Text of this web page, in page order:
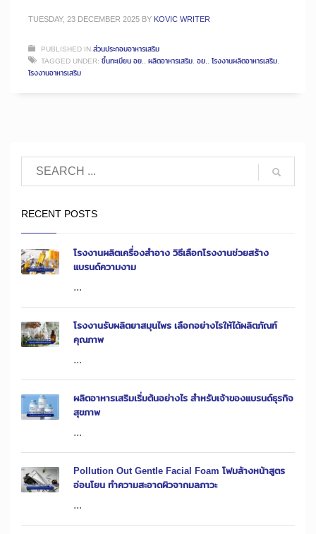
TUESDAY, 23 DECEMBER 2025 BY KOVIC WRITER
PUBLISHED INส่วนประกอบอาหารเสริม
TAGGED UNDER: ขึ้นทะเบียน อย., ผลิตอาหารเสริม, อย., โรงงานผลิตอาหารเสริม,
โรงงานอาหารเสริม
RECENT POSTS
โรงงานผลิตเครื่องสำอาง วิธีเลือกโรงงานช่วยสร้าง
แบรนด์ความงาม
...
โรงงานรับผลิตยาสมุนไพร เลือกอย่างไรให้ได้ผลิตภัณฑ์
คุณภาพ
...
ผลิตอาหารเสริมเริ่มต้นอย่างไร สำหรับเจ้าของแบรนด์ธุรกิจ
สุขภาพ
...
Pollution Out Gentle Facial Foam โฟมล้างหน้าสูตร
อ่อนโยน ทำความสะอาดผิวจากมลภาวะ
...